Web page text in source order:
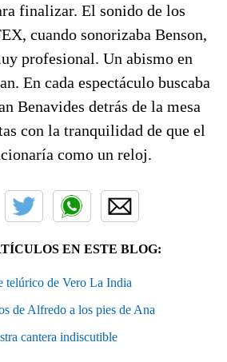
finalizar. El sonido de los
cuando sonorizaba Benson,
profesional. Un abismo en
En cada espectáculo buscaba
Benavides detrás de la mesa
con la tranquilidad de que el
como un reloj.
EN ESTE BLOG:
telúrico de Vero La India
de Alfredo a los pies de Ana
cantera indiscutible